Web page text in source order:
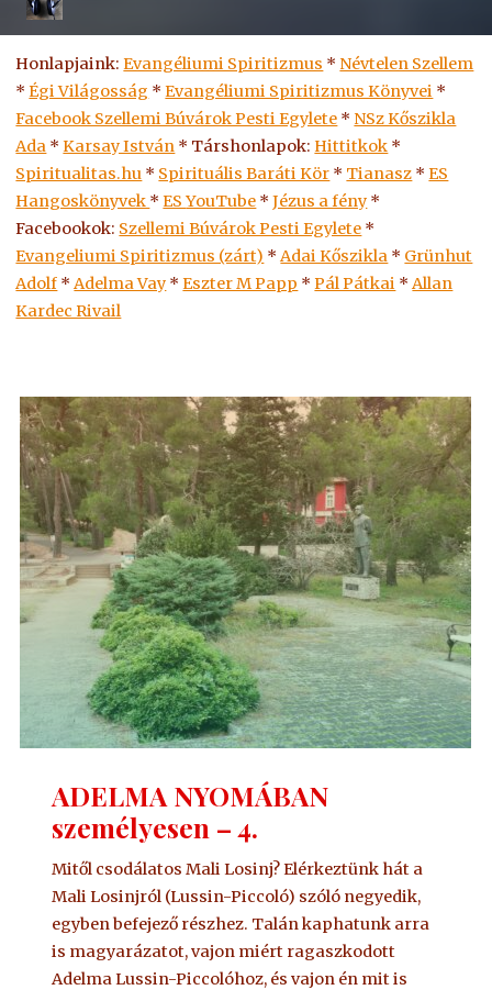
Honlapjaink:Evangéliumi Spiritizmus * Névtelen Szellem
*Égi Világosság *Evangéliumi Spiritizmus Könyvei *
Facebook Szellemi Búvárok Pesti Egylete * NSz Kőszikla
Ada *Karsay István * Társhonlapok:Hittitkok *
Spiritualitas.hu * Spirituális Baráti Kör * Tianasz *ES
Hangoskönyvek *ESYouTube *Jézus a fény *
Facebookok: Szellemi Búvárok Pesti Egylete *
Evangeliumi Spiritizmus (zárt) *Adai Kőszikla * Grünhut
Adolf *Adelma Vay *Eszter M Papp *Pál Pátkai *Allan
Kardec Rivail
ADELMA NYOMÁBAN
személyesen – 4.
Mitől csodálatos Mali Losinj? Elérkeztünk hát a
Mali Losinjról (Lussin-Piccoló) szóló negyedik,
egyben befejező részhez. Talán kaphatunk arra
is magyarázatot, vajon miért ragaszkodott
Adelma Lussin-Piccolóhoz, és vajon én mit is